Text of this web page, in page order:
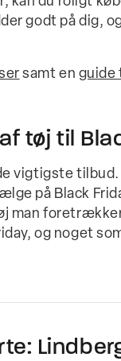
godt på dig,
samt en guide
tøj til
vigtigste
på Black
man
og noget